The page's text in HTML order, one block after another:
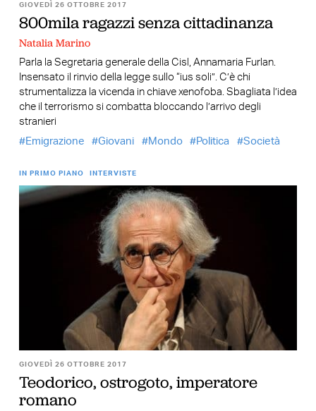
GIOVEDÌ 26 OTTOBRE 2017
800mila ragazzi senza cittadinanza
Natalia Marino
Parla la Segretaria generale della Cisl, Annamaria Furlan.
Insensato il rinvio della legge sullo “ius soli”. C’è chi
strumentalizza la vicenda in chiave xenofoba. Sbagliata l’idea
che il terrorismo si combatta bloccando l’arrivo degli
stranieri
Emigrazione
Giovani Mondo Politica Società
IN PRIMO PIANO INTERVISTE
GIOVEDÌ 26 OTTOBRE 2017
Teodorico, ostrogoto, imperatore
romano